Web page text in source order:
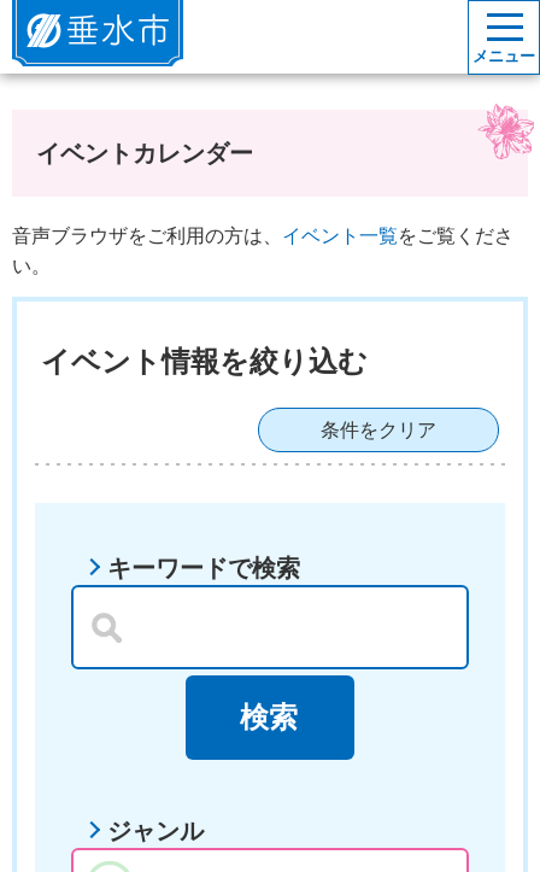
垂水市
メニュー
イベントカレンダー
音声ブラウザをご利用の方は、 イベント一覧をご覧くださ
い。
イベント情報を絞り込む
条件をクリア
キーワードで検索
ジャンル